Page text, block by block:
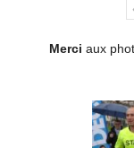
Merci aux